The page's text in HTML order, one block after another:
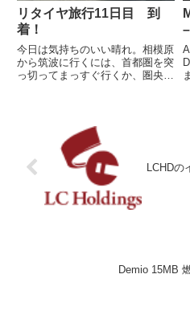
リタイヤ旅行11日目 到
着！
今日は気持ちのいい晴れ。相模原
から筑波に行くには、首都圏を突
っ切ってまっすぐ行くか、圏央道
高速道路って楽しくないもん。し
ばし悩んで圏央道に似た外周沿
LCHDの
Demio 15MB